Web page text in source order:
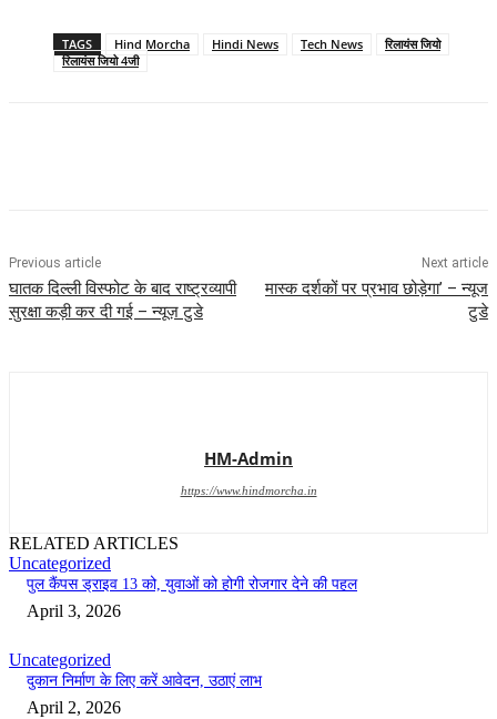
TAGS Hind Morcha Hindi News Tech News
रिलायंस जियो
रिलायंस जियो 4जी
Previous article
घातक दिल्ली विस्फोट के बाद राष्ट्रव्यापी
सुरक्षा कड़ी कर दी गई – न्यूज़ टुडे
Next article
मास्क दर्शकों पर प्रभाव छोड़ेगा’ – न्यूज
टुडे
HM-Admin
https://www.hindmorcha.in
RELATED ARTICLES
Uncategorized
पुल कैंपस ड्राइव 13 को, युवाओं को होगी रोजगार देने की पहल
April 3, 2026
Uncategorized
दुकान निर्माण के लिए करें आवेदन, उठाएं लाभ
April 2, 2026